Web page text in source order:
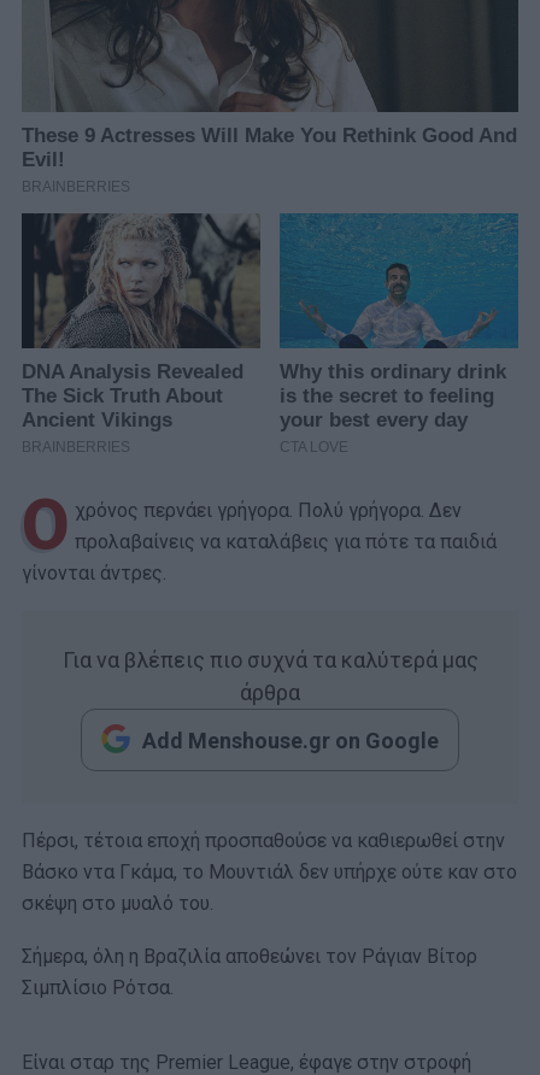
Ο χρόνος περνάει γρήγορα. Πολύ γρήγορα. Δεν
προλαβαίνεις να καταλάβεις για πότε τα παιδιά
γίνονται άντρες.
Για να βλέπεις πιο συχνά τα καλύτερά μας
άρθρα
Add Menshouse.gr on Google
Πέρσι, τέτοια εποχή προσπαθούσε να καθιερωθεί στην
Βάσκο ντα Γκάμα, το Μουντιάλ δεν υπήρχε ούτε καν στο
σκέψη στο μυαλό του.
Σήμερα, όλη η Βραζιλία αποθεώνει τον Ράγιαν Βίτορ
Σιμπλίσιο Ρότσα.
Eίναι σταρ της Premier League, έφαγε στην στροφή